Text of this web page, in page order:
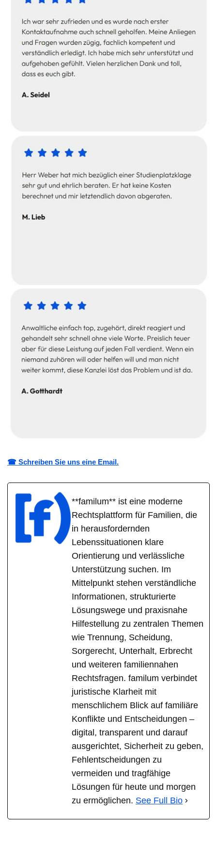
☎ Schreiben Sie uns eine Email.
**familum** ist eine moderne
Rechtsplattform für Familien, die
in herausfordernden
Lebenssituationen klare
Orientierung und verlässliche
Unterstützung suchen. Im
Mittelpunkt stehen verständliche
Informationen, strukturierte
Lösungswege und praxisnahe
Hilfestellung zu zentralen Themen
wie Trennung, Scheidung,
Sorgerecht, Unterhalt, Erbrecht
und weiteren familiennahen
Rechtsfragen. familum verbindet
juristische Klarheit mit
menschlichem Blick auf familiäre
Konflikte und Entscheidungen –
digital, transparent und darauf
ausgerichtet, Sicherheit zu geben,
Fehlentscheidungen zu
vermeiden und tragfähige
Lösungen für heute und morgen
zu ermöglichen. See Full Bio